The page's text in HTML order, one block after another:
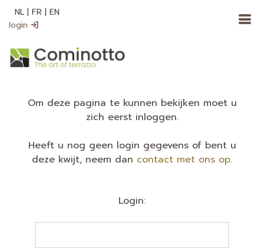
NL | FR | EN
login
Om deze pagina te kunnen bekijken moet u
zich eerst inloggen.
Heeft u nog geen login gegevens of bent u
deze kwijt, neem dan contact met ons op.
Login: